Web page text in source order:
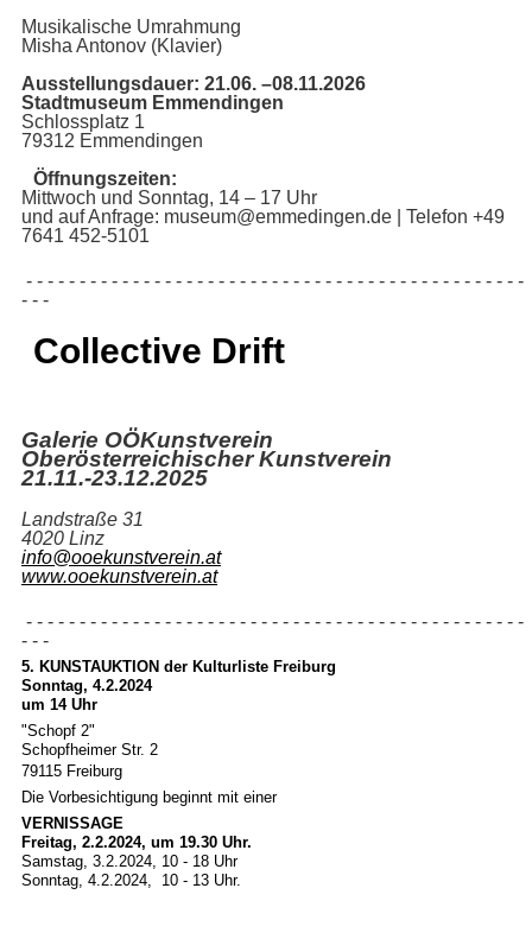
Musikalische Umrahmung
Misha Antonov (Klavier)
Ausstellungsdauer: 21.06. –08.11.2026
Stadtmuseum Emmendingen
Schlossplatz 1
79312 Emmendingen
Öffnungszeiten:
Mittwoch und Sonntag, 14 – 17 Uhr
und auf Anfrage: museum@emmedingen.de | Telefon +49
7641 452-5101
- - - - - - - - - - - - - - - - - - - - - - - - - - - - - - - - - - - - - - - - - - - - - - -
- - -
Collective Drift
Galerie OÖKunstverein
Oberösterreichischer Kunstverein
21.11.-23.12.2025
Landstraße 31
4020 Linz
info@ooekunstverein.at
www.ooekunstverein.at
- - - - - - - - - - - - - - - - - - - - - - - - - - - - - - - - - - - - - - - - - - - - - - -
- - -
5. KUNSTAUKTION der Kulturliste Freiburg
Sonntag, 4.2.2024
um 14 Uhr
"Schopf 2"
Schopfheimer Str. 2
79115 Freiburg
Die Vorbesichtigung beginnt mit einer
VERNISSAGE
Freitag, 2.2.2024, um 19.30 Uhr.
Samstag, 3.2.2024, 10 - 18 Uhr
Sonntag, 4.2.2024, 10 - 13 Uhr.